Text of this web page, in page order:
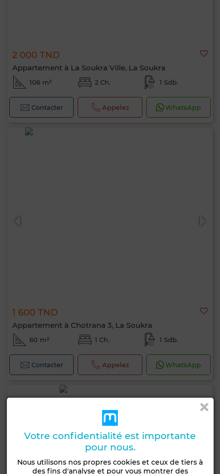
2 000 TND
Appartement à La Soukra Ville, La Soukra
106 m² 2 Ch. 1 Sdb.
Contacter Appelez WhatsApp
1 600 TND
Appartement à Chotrana 3, La Soukra
60 m² 1 Ch. 1 Sdb.
Contacter Appelez WhatsApp
Votre confidentialité est importante
pour nous.
Nous utilisons nos propres cookies et ceux de tiers à
des fins d'analyse et pour vous montrer des